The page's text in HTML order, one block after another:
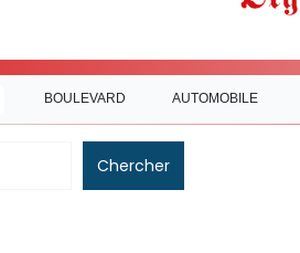
BOULEVARD AUTOMOBILE
Chercher